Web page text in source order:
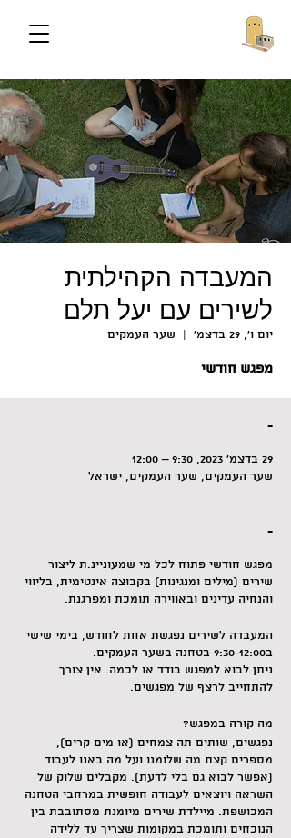
המעבדה הקהילתית
לשירים עם יעל תלם
יום ו׳, 29 בדצמ׳
  |
שער העמקים
מפגש חודשי
-
29 בדצמ׳ 2023, 9:30 – 12:00
שער העמקים, שער העמקים, ישראל
-
מפגש חודשי פתוח לכל מי שמעוניינ.ת ליצור
שירים (מילים ומנגינות) בקבוצה אינטימית, בליווי
והנחיה עדינים ובאווירה תומכת ומפרגנת.
המעבדה לשירים נפגשת אחת לחודש, בימי שישי
ב9:30-12:00 בטחנה בשער העמקים.
ניתן לבוא למפגש בודד או לכמה. אין צורך
להתחייב לרצף של מפגשים.
מה קורה במפגש?
נפגשים, שותים תה צמחים (או מים קרים),
מספרים קצת מה שלומנו ועל מה באנו לעבוד
(אפשר לבוא גם בלי לדעת). מקבלים שלוק של
השראה ויוצאים לעבודה חופשית במרחבי הטחנה
המכושפת. מיילדת שירים מיומנת מסתובבת בין
הנוכחים ותומכת במקומות שצריך עד ללידה